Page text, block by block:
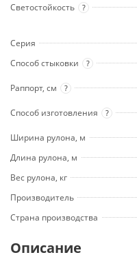
Описание
Светостойкость
?
Серия
Способ стыковки
?
Раппорт, см ?
Способ изготовления ?
Ширина рулона, м
Длина рулона, м
Вес рулона, кг
Производитель
Страна производства